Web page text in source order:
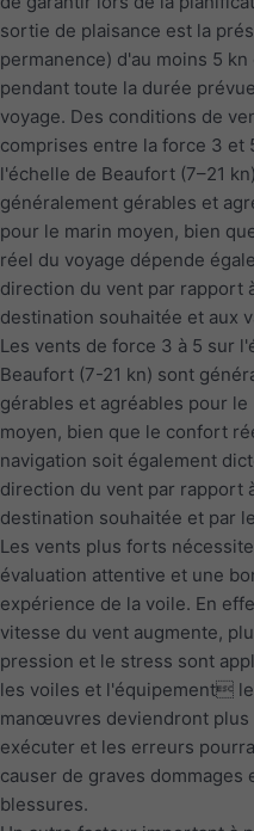
sortie de plaisance est la
permanence) d'au moins 5 kn
pendant toute la durée
voyage. Des conditions de
comprises entre la force 3 et
l'échelle de Beaufort (7–21
généralement gérables et
pour le marin moyen, bien
réel du voyage dépende
direction du vent par rapport
destination souhaitée et aux
Les vents de force 3 à 5 sur
Beaufort (7-21 kn) sont
gérables et agréables pour le
moyen, bien que le confort
navigation soit également
direction du vent par rapport
destination souhaitée et par
Les vents plus forts
évaluation attentive et une
expérience de la voile. En
vitesse du vent augmente,
pression et le stress sont
les voiles et l'équipement
manœuvres deviendront plus
exécuter et les erreurs
causer de graves dommages
blessures.